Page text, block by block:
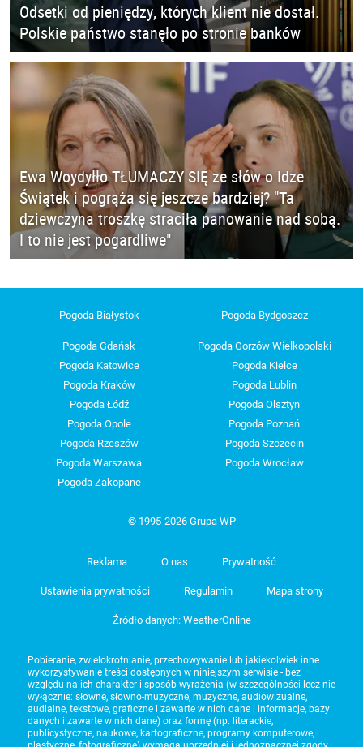
Odsetki od pieniędzy, których klient nie dostał.
Polskie państwo stanęło po stronie banków
Ewa Woydyłło TŁUMACZY SIĘ ze słów o Idze
Świątek i pogrąża się jeszcze bardziej? "Ta
dziewczyna troszkę straciła panowanie nad sobą.
I to nie jest pogardliwe"
Pogoda Białystok Pogoda Bydgoszcz
Pogoda Gdańsk
Pogoda Gorzów Wielkopolski
Pogoda Katowice
Pogoda Kielce
Pogoda Kraków
Pogoda Lublin
Pogoda Łódź
Pogoda Olsztyn
Pogoda Opole
Pogoda Poznań
Pogoda Rzeszów
Pogoda Szczecin
Pogoda Warszawa
Pogoda Wrocław
Pogoda Zakopane
© 1995-2026 Grupa WP
Reklama O nas Prywatność
Ustawienia prywatności Regulamin Mapa strony
Źródło danych: WeatherOnline
Pobieranie, zwielokrotnianie, przechowywanie lub jakiekolwiek inne
wykorzystywanie treści dostępnych w niniejszym serwisie - bez
względu na ich charakter i sposób wyrażenia (w szczególności lecz nie
wyłącznie: słowne, słowno-muzyczne, muzyczne, audiowizualne,
audialne, tekstowe, graficzne i zawarte w nich dane i informacje, bazy
danych i zawarte w nich dane) oraz formę (np. literackie,
publicystyczne, naukowe, kartograficzne, programy komputerowe,